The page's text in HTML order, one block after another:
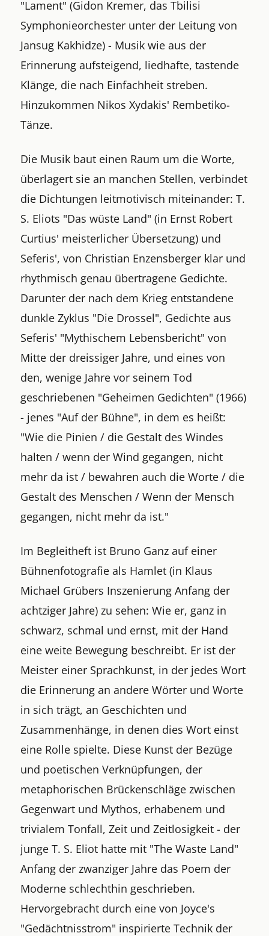
"Lament" (Gidon Kremer, das Tbilisi
Symphonieorchester unter der Leitung von
Jansug Kakhidze) - Musik wie aus der
Erinnerung aufsteigend, liedhafte, tastende
Klänge, die nach Einfachheit streben.
Hinzukommen Nikos Xydakis' Rembetiko-
Tänze.
Die Musik baut einen Raum um die Worte,
überlagert sie an manchen Stellen, verbindet
die Dichtungen leitmotivisch miteinander: T.
S. Eliots "Das wüste Land" (in Ernst Robert
Curtius' meisterlicher Übersetzung) und
Seferis', von Christian Enzensberger klar und
rhythmisch genau übertragene Gedichte.
Darunter der nach dem Krieg entstandene
dunkle Zyklus "Die Drossel", Gedichte aus
Seferis' "Mythischem Lebensbericht" von
Mitte der dreissiger Jahre, und eines von
den, wenige Jahre vor seinem Tod
geschriebenen "Geheimen Gedichten" (1966)
- jenes "Auf der Bühne", in dem es heißt:
"Wie die Pinien / die Gestalt des Windes
halten / wenn der Wind gegangen, nicht
mehr da ist / bewahren auch die Worte / die
Gestalt des Menschen / Wenn der Mensch
gegangen, nicht mehr da ist."
Im Begleitheft ist Bruno Ganz auf einer
Bühnenfotografie als Hamlet (in Klaus
Michael Grübers Inszenierung Anfang der
achtziger Jahre) zu sehen: Wie er, ganz in
schwarz, schmal und ernst, mit der Hand
eine weite Bewegung beschreibt. Er ist der
Meister einer Sprachkunst, in der jedes Wort
die Erinnerung an andere Wörter und Worte
in sich trägt, an Geschichten und
Zusammenhänge, in denen dies Wort einst
eine Rolle spielte. Diese Kunst der Bezüge
und poetischen Verknüpfungen, der
metaphorischen Brückenschläge zwischen
Gegenwart und Mythos, erhabenem und
trivialem Tonfall, Zeit und Zeitlosigkeit - der
junge T. S. Eliot hatte mit "The Waste Land"
Anfang der zwanziger Jahre das Poem der
Moderne schlechthin geschrieben.
Hervorgebracht durch eine von Joyce's
"Gedächtnisstrom" inspirierte Technik der